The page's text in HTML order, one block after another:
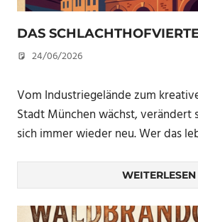
DAS
24/06/2026
Vom Industriegelände zum
Stadt München wächst, verändert
sich immer wieder neu. Wer das
WEITERLESEN